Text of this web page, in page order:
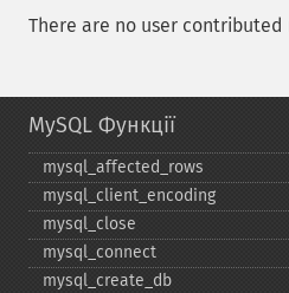
There are no user contributed
MySQL Функції
mysql_​affected_​rows
mysql_​client_​encoding
mysql_​close
mysql_​connect
mysql_​create_​db